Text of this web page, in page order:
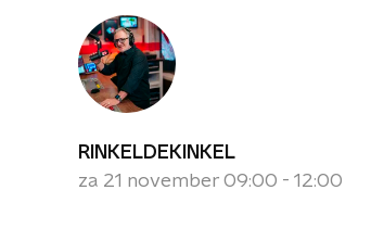
RINKELDEKINKEL
za 21 november 09:00 - 12:00